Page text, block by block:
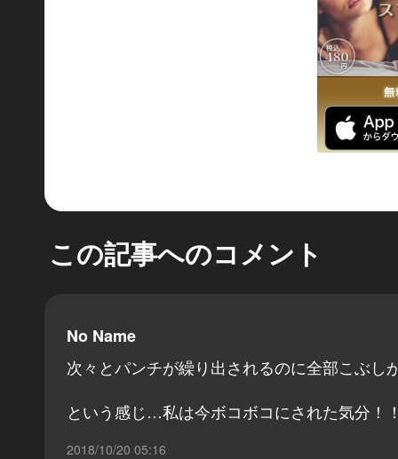
この記事へのコメント
No Name
次々とパンチが繰り出されるのに全部こぶし
という感じ…私は今ボコボコにされた気分！
2018/10/20 05:16